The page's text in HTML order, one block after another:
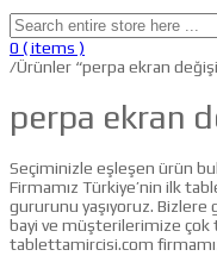
0 ( items )
/Ürünler “perpa ekran
perpa ekran
Seçiminizle eşleşen ürün
Firmamız Türkiye’nin ilk
gururunu yaşıyoruz.
bayi ve müşterilerimize çok
tablettamircisi.com